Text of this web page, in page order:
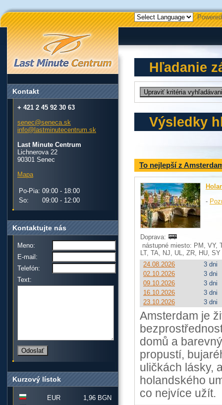
Hľadanie
Výsledky
To nejlepší z
-
Doprava:
nástupné miesto: PM, VY,
LT, TA, NJ, UL, ZR, HU, SY
24.08.2026
3 dni
02.10.2026
3 dni
09.10.2026
3 dni
16.10.2026
3 dni
23.10.2026
3 dni
Amsterdam je
domů a
propustí,
uličkách lásky,
holandského
co nejvíce užít.
Kontakt
+ 421 2 45 92 30 63
senec@seneca.sk
info@lastminutecentrum.sk
Last Minute Centrum
Lichnerova 22
90301 Senec
Mapa
Po-Pia: 09:00 - 18:00
So:
09:00 - 12:00
Kontaktujte nás
Meno:
E-mail:
Telefón:
Text:
Kurzový lístok
EUR
1,96 BGN